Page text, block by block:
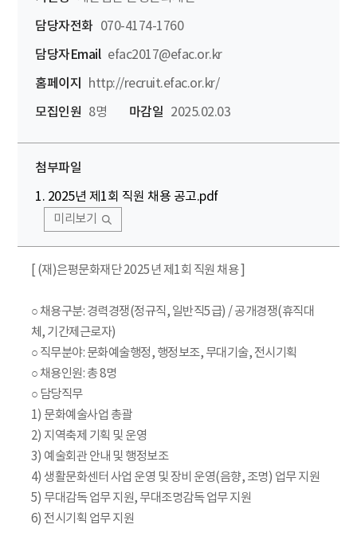
담당자전화 070-4174-1760
담당자Email
efac2017@efac.or.kr
홈페이지
http://recruit.efac.or.kr/
모집인원
8명 마감일 2025.02.03
첨부파일
1. 2025년 제1회 직원 채용 공고.pdf
미리보기
[ (재)은평문화재단 2025년 제1회 직원 채용 ]
○ 채용구분: 경력경쟁(정규직, 일반직5급) / 공개경쟁(휴직대
체, 기간제근로자)
○ 직무분야: 문화예술행정, 행정보조, 무대기술, 전시기획
○ 채용인원: 총 8명
○ 담당직무
1) 문화예술사업 총괄
2) 지역축제 기획 및 운영
3) 예술회관 안내 및 행정보조
4) 생활문화센터 사업 운영 및 장비 운영(음향, 조명) 업무 지원
5) 무대감독 업무 지원, 무대조명감독 업무 지원
6) 전시기획 업무 지원